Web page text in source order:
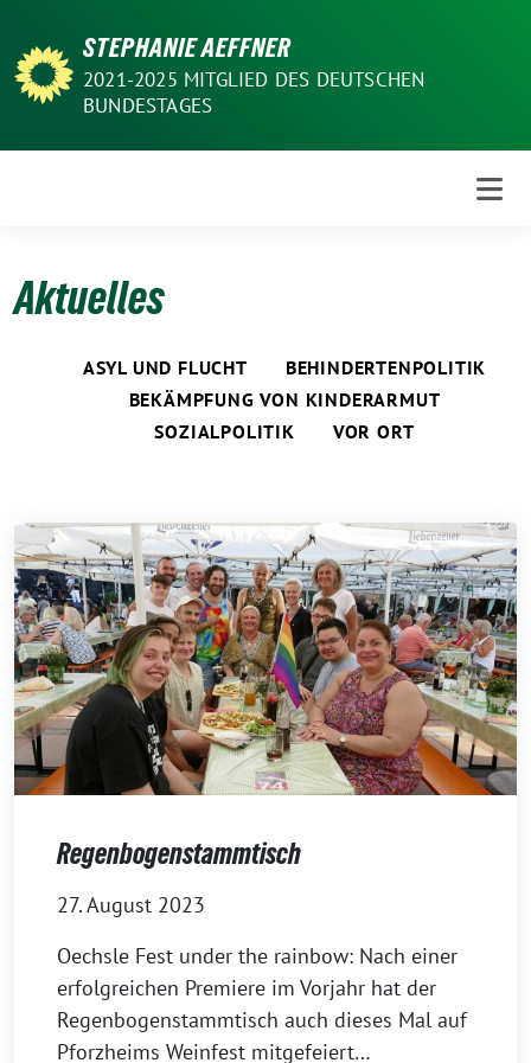
zum
Inhalt
STEPHANIE AEFFNER
2021-2025 MITGLIED DES DEUTSCHEN
BUNDESTAGES
Aktuelles
ASYL UND FLUCHT
BEHINDERTENPOLITIK
BEKÄMPFUNG VON KINDERARMUT
SOZIALPOLITIK
VOR ORT
Regenbogenstammtisch
27. August 2023
Oechsle Fest under the rainbow: Nach einer
erfolgreichen Premiere im Vorjahr hat der
Regenbogenstammtisch auch dieses Mal auf
Pforzheims Weinfest mitgefeiert…